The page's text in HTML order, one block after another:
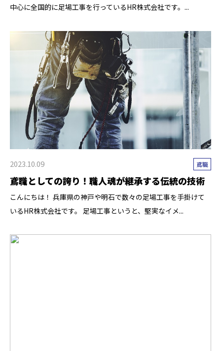
中心に全国的に足場工事を行っているHR株式会社です。...
2023.10.09 鳶職
鳶職としての誇り！職人魂が継承する伝統の技術
こんにちは！ 兵庫県の神戸や明石で数々の足場工事を手掛けて
いるHR株式会社です。 足場工事というと、堅実なイメ...